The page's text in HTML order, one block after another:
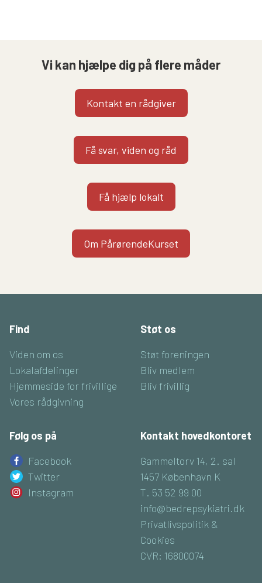
Vi kan hjælpe dig på flere måder
Kontakt en rådgiver
Få svar, viden og råd
Få hjælp lokalt
Om PårørendeKurset
Find
Viden om os
Lokalafdelinger
Hjemmeside for frivillige
Vores rådgivning
Støt os
Støt foreningen
Bliv medlem
Bliv frivillig
Følg os på
Facebook
Twitter
Instagram
Kontakt hovedkontoret
Gammeltorv 14, 2. sal
1457 København K
T. 53 52 99 00
info@bedrepsykiatri.dk
Privatlivspolitik &
Cookies
CVR: 16800074